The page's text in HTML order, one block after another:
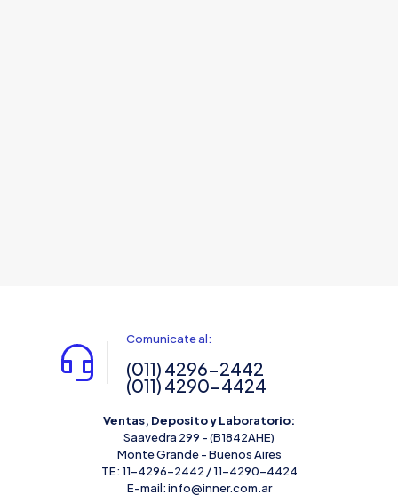
Comunicate al:
(011) 4296-2442
(011) 4290-4424
Ventas, Deposito y Laboratorio:
Saavedra 299 - (B1842AHE)
Monte Grande - Buenos Aires
TE: 11-4296-2442 / 11-4290-4424
E-mail: info@inner.com.ar